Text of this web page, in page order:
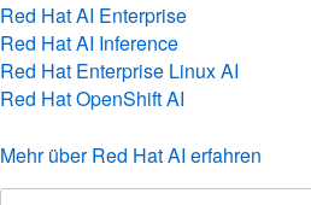
Red Hat AI Enterprise
Red Hat AI Inference
Red Hat Enterprise Linux AI
Red Hat OpenShift AI
Mehr über Red Hat AI erfahren